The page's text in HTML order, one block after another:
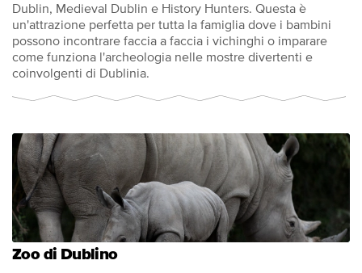
Dublin, Medieval Dublin e History Hunters. Questa è
un'attrazione perfetta per tutta la famiglia dove i bambini
possono incontrare faccia a faccia i vichinghi o imparare
come funziona l'archeologia nelle mostre divertenti e
coinvolgenti di Dublinia.
Zoo di Dublino